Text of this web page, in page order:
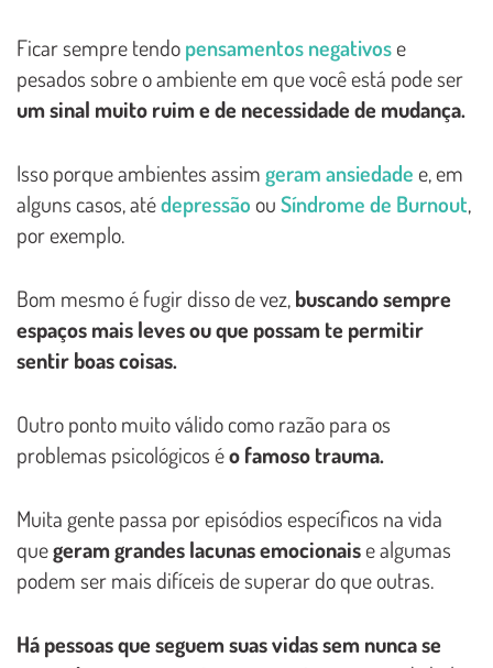
Ficar sempre tendopensamentos negativose
pesados sobre o ambiente em que você está pode ser
um sinal muito ruim e de necessidade de mudança.
Isso porque ambientes assimgeram ansiedade e, em
alguns casos, atédepressãoouSíndrome de Burnout,
por exemplo.
Bom mesmo é fugir disso de vez,buscando sempre
espaços mais leves ou que possam te permitir
sentir boas coisas.
Outro ponto muito válido como razão para os
problemas psicológicos éo famoso trauma.
Muita gente passa por episódios específicos na vida
quegeram grandes lacunas emocionaise algumas
podem ser mais difíceis de superar do que outras.
Há pessoas que seguem suas vidas sem nunca se